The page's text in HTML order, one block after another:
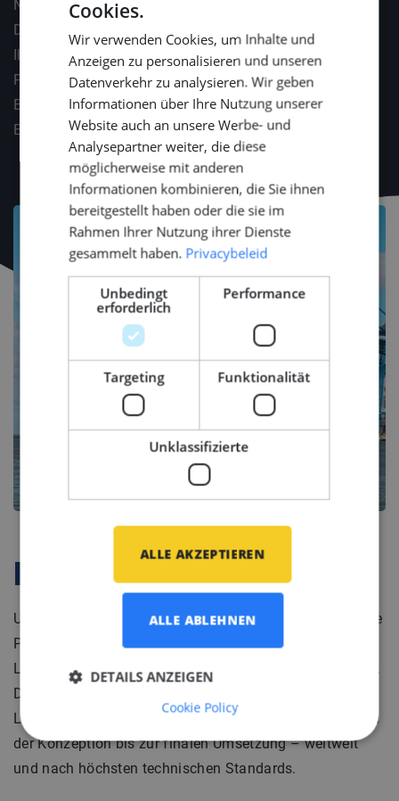
Neujahrsempfang von Middle Point mit Ihren Liebsten.
Da Networking und das Bleiben auf dem Laufenden zu
Ihrer beruflichen Entwicklung beitragen, kann Middle
Point Ihnen helfen, an wichtigen
Branchenveranstaltungen (z. B. METSTRADE, Offshore
Energy, SMM) teilzunehmen.
Firmenprofil
Unser Kunde mit Sitz in Hamburg ist spezialisiert auf die
Planung, Lieferung und Inbetriebnahme von Klima-,
Lüftungs- und Kälteanlagen für maritime Anwendungen.
Das Unternehmen realisiert maßgeschneiderte HVAC-
Lösungen für Schiffe aller Art und begleitet Projekte von
der Konzeption bis zur finalen Umsetzung – weltweit
und nach höchsten technischen Standards.
ENGLISH
Cookies.
Wir verwenden Cookies, um Inhalte und
Anzeigen zu personalisieren und unseren
Datenverkehr zu analysieren. Wir geben
Informationen über Ihre Nutzung unserer
Website auch an unsere Werbe- und
Analysepartner weiter, die diese
möglicherweise mit anderen
Informationen kombinieren, die Sie ihnen
bereitgestellt haben oder die sie im
Rahmen Ihrer Nutzung ihrer Dienste
gesammelt haben. Privacybeleid
Unbedingt
erforderlich
Performance
Targeting Funktionalität
Unklassifizierte
ALLE AKZEPTIEREN
ALLE ABLEHNEN
DETAILS ANZEIGEN
Cookie Policy